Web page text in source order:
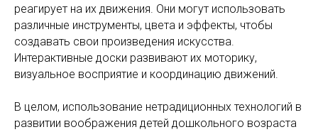
реагирует на их движения. Они могут использовать
различные инструменты, цвета и эффекты, чтобы
создавать свои произведения искусства.
Интерактивные доски развивают их моторику,
визуальное восприятие и координацию движений.
В целом, использование нетрадиционных технологий в
развитии воображения детей дошкольного возраста